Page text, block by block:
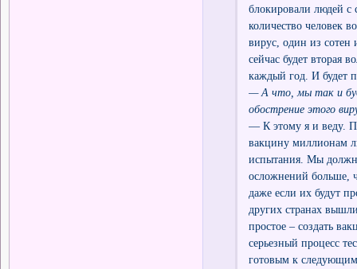
блокировали людей
количество человек
вирус, один из
сейчас будет вторая
каждый год. И будет
— А что, мы так и
обострение этого
— К этому я и веду.
вакцину миллионам
испытания. Мы
осложнений больше,
даже если их будут
других странах
простое – создать
серьезный процесс
готовым к